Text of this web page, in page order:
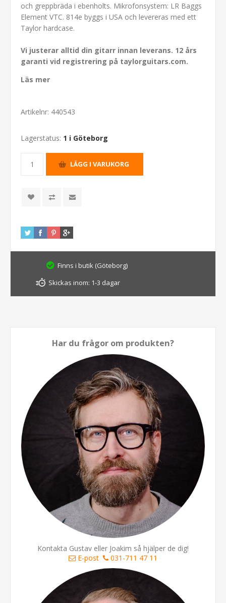
och greppbräda i ebenholts. Mikrofonsystem: LR Baggs
Element VTC. 814e byggs i USA och levereras med ett
Taylor hardcase.
Vi justerar alltid din gitarr innan leverans. 12 års
garanti vid registrering på taylorguitars.com.
Läs mer
Artikelnr: 440543
Lagerstatus: 1 i Göteborg
Finns i butik (Göteborg)
Skickas inom: 1-3 dagar
Har du frågor om produkten?
Kontakta Gustav eller Joakim så hjälper de dig!
E-post
031-711 47 11